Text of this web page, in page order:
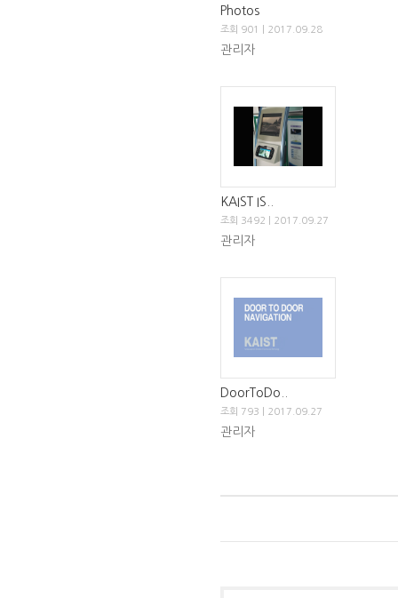
Photos
조회 901 | 2017.09.28
관리자
KAIST IS..
조회 3492 | 2017.09.27
관리자
DoorToDo..
조회 793 | 2017.09.27
관리자